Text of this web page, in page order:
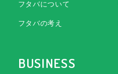
フタバについて
フタバの考え
BUSINESS